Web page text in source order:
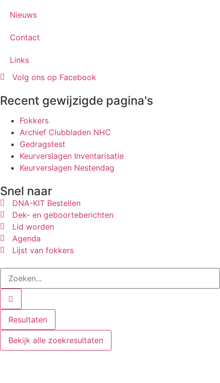
Nieuws
Contact
Links
Volg ons op Facebook
Recent gewijzigde pagina's
Fokkers
Archief Clubbladen NHC
Gedragstest
Keurverslagen Inventarisatie
Keurverslagen Nestendag
Snel naar
DNA-KIT Bestellen
Dek- en geboorteberichten
Lid worden
Agenda
Lijst van fokkers
Resultaten
Bekijk alle zoekresultaten